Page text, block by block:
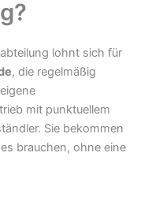
lohnt sich für
, die regelmäßig
mit punktuellem
Sie bekommen
brauchen, ohne eine